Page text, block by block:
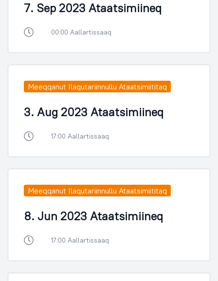
7. Sep 2023 Ataatsimiineq
00:00 Aallartissaaq
Meeqqanut Ilaqutariinnullu Ataatsimiititaq
3. Aug 2023 Ataatsimiineq
17:00 Aallartissaaq
Meeqqanut Ilaqutariinnullu Ataatsimiititaq
8. Jun 2023 Ataatsimiineq
17:00 Aallartissaaq